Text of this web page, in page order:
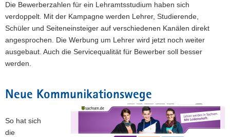
Die Bewerberzahlen für ein Lehramtsstudium haben sich
verdoppelt. Mit der Kampagne werden Lehrer, Studierende,
Schüler und Seiteneinsteiger auf verschiedenen Kanälen direkt
angesprochen. Die Werbung um Lehrer wird jetzt noch weiter
ausgebaut. Auch die Servicequalität für Bewerber soll besser
werden.
Neue Kommunikationswege
So hat sich
die